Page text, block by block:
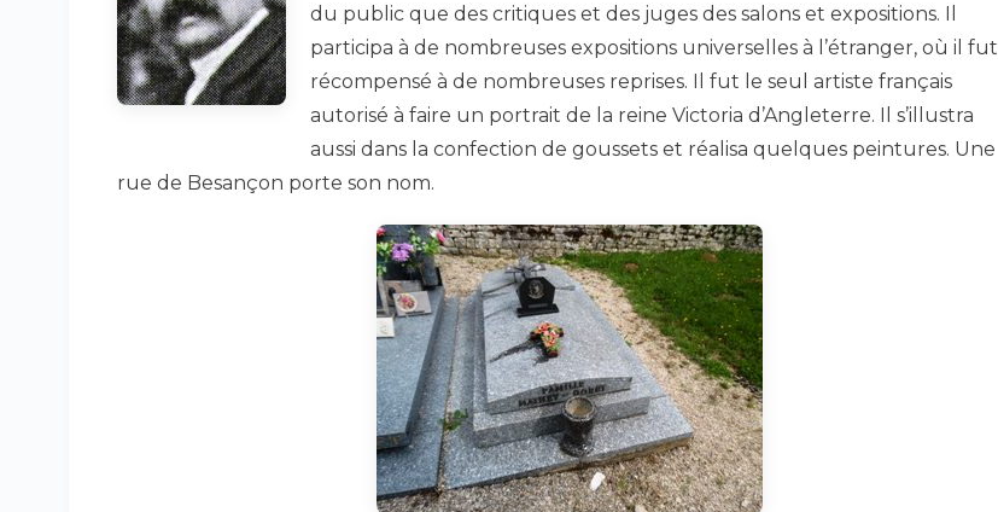
du public que des critiques et des juges des salons et expositions. Il
participa à de nombreuses expositions universelles à l’étranger, où il fut
récompensé à de nombreuses reprises. Il fut le seul artiste français
autorisé à faire un portrait de la reine Victoria d’Angleterre. Il s’illustra
aussi dans la confection de goussets et réalisa quelques peintures. Une
rue de Besançon porte son nom.